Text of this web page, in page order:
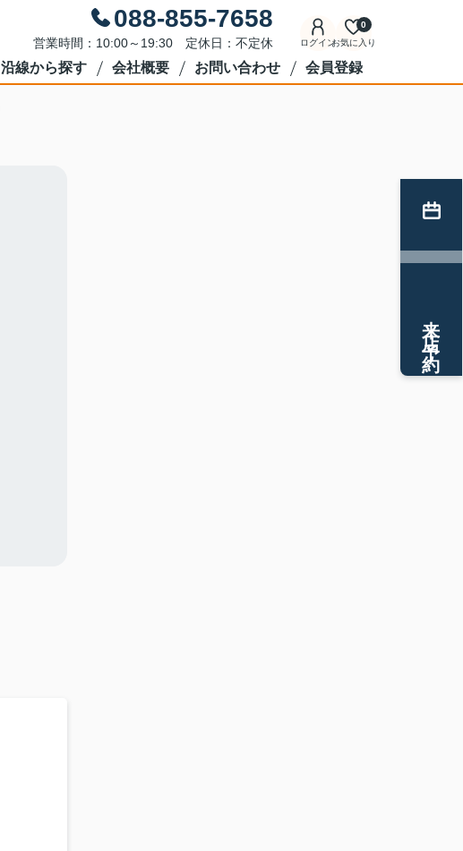
088-855-7658
営業時間：10:00～19:30 定休日：不定休 ログインお気に入り
0
沿線から探す 会社概要 お問い合わせ 会員登録
来店予約